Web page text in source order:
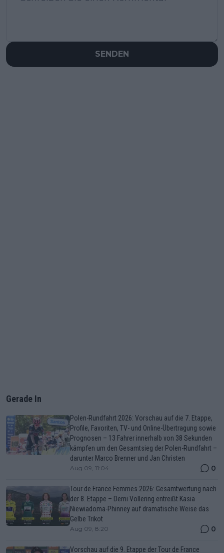
SENDEN
Gerade In
Polen-Rundfahrt 2026: Vorschau auf die 7. Etappe,
Profile, Favoriten, TV- und Online-Übertragung sowie
Prognosen – 13 Fahrer innerhalb von 38 Sekunden
kämpfen um den Gesamtsieg der Polen-Rundfahrt –
darunter Marco Brenner und Jan Christen
Aug 09, 11:04 0
Tour de France Femmes 2026: Gesamtwertung nach
der 8. Etappe – Demi Vollering entreißt Kasia
Niewiadoma-Phinney auf dramatische Weise das
Gelbe Trikot
Aug 09, 8:20 0
Vorschau auf die 9. Etappe der Tour de France